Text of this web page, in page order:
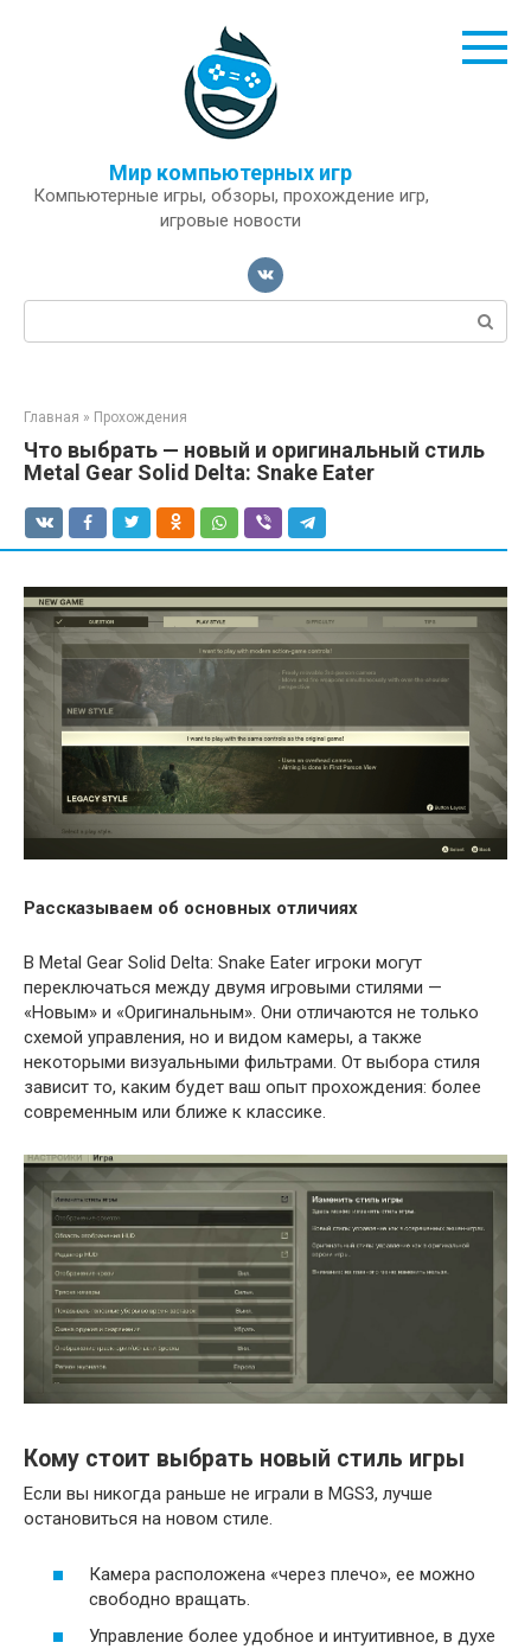
Мир компьютерных игр
Компьютерные игры, обзоры, прохождение игр,
игровые новости
Поиск:
Главная » Прохождения
Что выбрать — новый и оригинальный стиль
Metal Gear Solid Delta: Snake Eater
Рассказываем об основных отличиях
В Metal Gear Solid Delta: Snake Eater игроки могут
переключаться между двумя игровыми стилями —
«Новым» и «Оригинальным». Они отличаются не только
схемой управления, но и видом камеры, а также
некоторыми визуальными фильтрами. От выбора стиля
зависит то, каким будет ваш опыт прохождения: более
современным или ближе к классике.
Кому стоит выбрать новый стиль игры
Если вы никогда раньше не играли в MGS3, лучше
остановиться на новом стиле.
Камера расположена «через плечо», ее можно
свободно вращать.
Управление более удобное и интуитивное, в духе